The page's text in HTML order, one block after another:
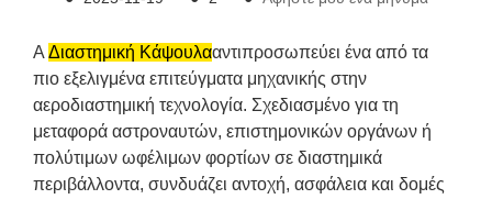
AΔιαστημική Κάψουλααντιπροσωπεύει ένα από τα
πιο εξελιγμένα επιτεύγματα μηχανικής στην
αεροδιαστημική τεχνολογία. Σχεδιασμένο για τη
μεταφορά αστροναυτών, επιστημονικών οργάνων ή
πολύτιμων ωφέλιμων φορτίων σε διαστημικά
περιβάλλοντα, συνδυάζει αντοχή, ασφάλεια και δομές